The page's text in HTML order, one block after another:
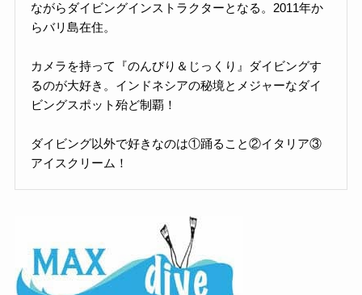
ながらダイビングインストラクターとなる。2011年か
らバリ島在住。
カメラを持って『のんびり＆じっくり』ダイビングす
るのが大好き。インドネシアの秘境とメジャーなダイ
ビングスポット殆ど制覇！
ダイビング以外で好きなのは①踊ること②イタリア③
アイスクリーム！